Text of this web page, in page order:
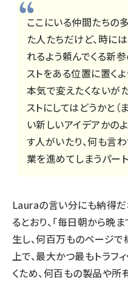
ここにいる仲間たちの
た人たちだけど、時に
れるよう頼んでくる新
ストをある位置に置く
本気で変えたくないが
ストにしてはどうかと
い新しいアイデアかの
す人がいたり、何も言
業を進めてしまうパー
Lauraの言い分にも納得
るとおり、「毎日朝から晩
生し、何百万ものページで
上で、最大かつ最もトラフ
くため、何百もの製品や